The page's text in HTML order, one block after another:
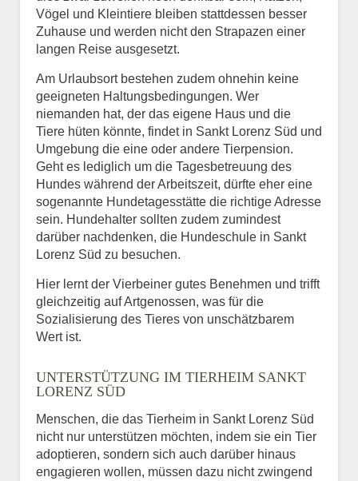
Vögel und Kleintiere bleiben stattdessen besser
Zuhause und werden nicht den Strapazen einer
langen Reise ausgesetzt.
Am Urlaubsort bestehen zudem ohnehin keine
geeigneten Haltungsbedingungen. Wer
niemanden hat, der das eigene Haus und die
Tiere hüten könnte, findet in Sankt Lorenz Süd und
Umgebung die eine oder andere Tierpension.
Geht es lediglich um die Tagesbetreuung des
Hundes während der Arbeitszeit, dürfte eher eine
sogenannte Hundetagesstätte die richtige Adresse
sein. Hundehalter sollten zudem zumindest
darüber nachdenken, die Hundeschule in Sankt
Lorenz Süd zu besuchen.
Hier lernt der Vierbeiner gutes Benehmen und trifft
gleichzeitig auf Artgenossen, was für die
Sozialisierung des Tieres von unschätzbarem
Wert ist.
UNTERSTÜTZUNG IM TIERHEIM SANKT
LORENZ SÜD
Menschen, die das Tierheim in Sankt Lorenz Süd
nicht nur unterstützen möchten, indem sie ein Tier
adoptieren, sondern sich auch darüber hinaus
engagieren wollen, müssen dazu nicht zwingend